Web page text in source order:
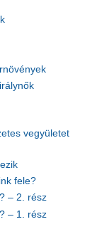
vegyületet
fele?
– 2. rész
– 1. rész